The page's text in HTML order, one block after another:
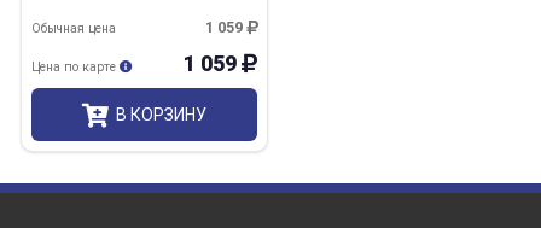
1 059
Обычная цена
1 059
Цена по карте
В КОРЗИНУ